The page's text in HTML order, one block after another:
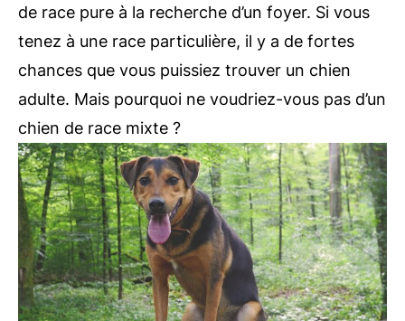
de race pure à la recherche d’un foyer. Si vous
tenez à une race particulière, il y a de fortes
chances que vous puissiez trouver un chien
adulte. Mais pourquoi ne voudriez-vous pas d’un
chien de race mixte ?